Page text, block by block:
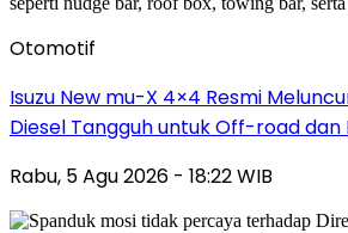
Otomotif
Isuzu New mu-X 4×4 Resmi
Diesel Tangguh untuk Off-road dan
Rabu, 5 Agu 2026 - 18:22 WIB